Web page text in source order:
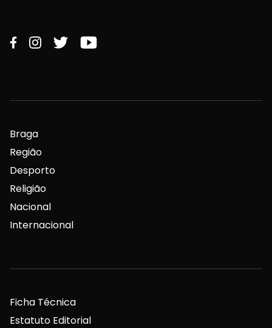
Braga
Região
Desporto
Religião
Nacional
Internacional
Ficha Técnica
Estatuto Editorial